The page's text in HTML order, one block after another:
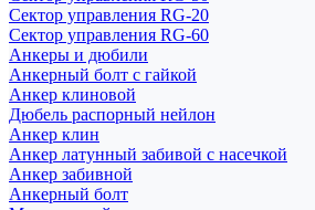
Сектор управления RG-20
Сектор управления RG-60
Анкеры и дюбили
Анкерный болт с гайкой
Анкер клиновой
Дюбель распорный нейлон
Анкер клин
Анкер латунный забивой с насечкой
Анкер забивной
Анкерный болт